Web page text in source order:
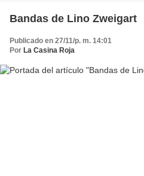
Bandas de Lino Zweigart
Publicado en 27/11/p. m. 14:01
Por La Casina Roja